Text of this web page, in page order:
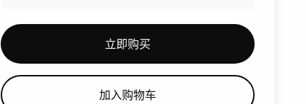
立即购买
加入购物车